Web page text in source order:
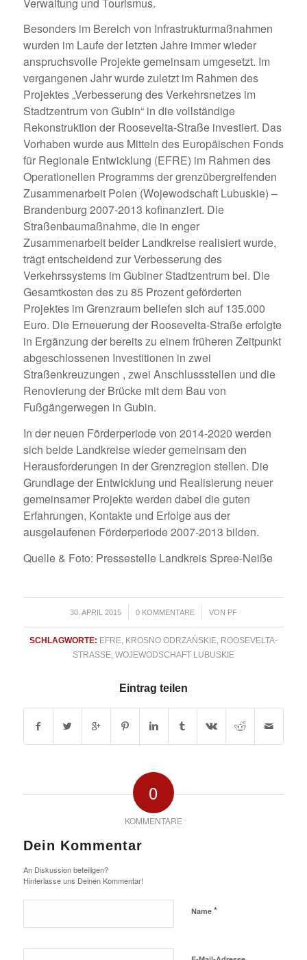
Besonders im Bereich von Infrastrukturmaßnahmen
wurden im Laufe der letzten Jahre immer wieder
anspruchsvolle Projekte gemeinsam umgesetzt. Im
vergangenen Jahr wurde zuletzt im Rahmen des
Projektes „Verbesserung des Verkehrsnetzes im
Stadtzentrum von Gubin“ in die vollständige
Rekonstruktion der Roosevelta-Straße investiert. Das
Vorhaben wurde aus Mitteln des Europäischen Fonds
für Regionale Entwicklung (EFRE) im Rahmen des
Operationellen Programms der grenzübergreifenden
Zusammenarbeit Polen (Wojewodschaft Lubuskie) –
Brandenburg 2007-2013 kofinanziert. Die
Straßenbaumaßnahme, die in enger
Zusammenarbeit beider Landkreise realisiert wurde,
trägt entscheidend zur Verbesserung des
Verkehrssystems im Gubiner Stadtzentrum bei. Die
Gesamtkosten des zu 85 Prozent geförderten
Projektes im Grenzraum beliefen sich auf 135.000
Euro. Die Erneuerung der Roosevelta-Straße erfolgte
in Ergänzung der bereits zu einem früheren Zeitpunkt
abgeschlossenen Investitionen in zwei
Straßenkreuzungen , zwei Anschlussstellen und die
Renovierung der Brücke mit dem Bau von
Fußgängerwegen in Gubin.
In der neuen Förderperiode von 2014-2020 werden
sich beide Landkreise wieder gemeinsam den
Herausforderungen in der Grenzregion stellen. Die
Grundlage der Entwicklung und Realisierung neuer
gemeinsamer Projekte werden dabei die guten
Erfahrungen, Kontakte und Erfolge aus der
ausgelaufenen Förderperiode 2007-2013 bilden.
Quelle & Foto: Pressestelle Landkreis Spree-Neiße
30. APRIL 2015
/ 0 KOMMENTARE
/ VON PF
SCHLAGWORTE: EFRE, KROSNO ODRZAŃSKIE,
ROOSEVELTA-
STRASSE
, WOJEWODSCHAFT LUBUSKIE
Eintrag teilen
0
KOMMENTARE
Dein Kommentar
An Diskussion beteiligen?
Hinterlasse uns Deinen Kommentar!
Name *